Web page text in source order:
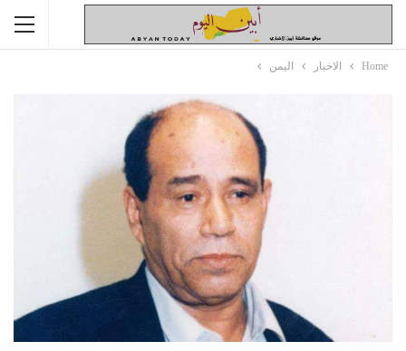
Home الاخبار اليمن